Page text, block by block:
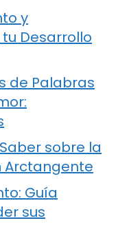
y
Desarrollo
de Palabras
sobre la
Arctangente
Guía
sus